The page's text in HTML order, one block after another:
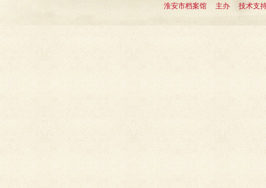
淮安市档案馆 主办 技术支持